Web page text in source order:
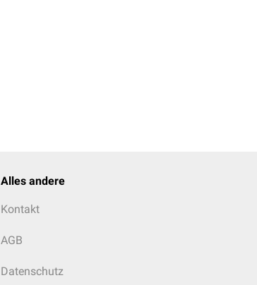
Alles andere
Kontakt
AGB
Datenschutz